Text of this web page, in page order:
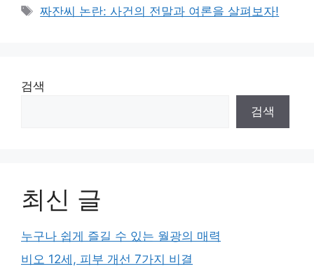
Tags
짜잔씨 논란: 사건의 전말과 여론을 살펴보자!
검색
검색
최신 글
누구나 쉽게 즐길 수 있는 월광의 매력
비오 12세, 피부 개선 7가지 비결